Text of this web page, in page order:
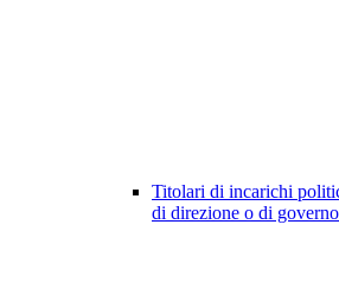
Titolari di incarichi
di direzione o di governo